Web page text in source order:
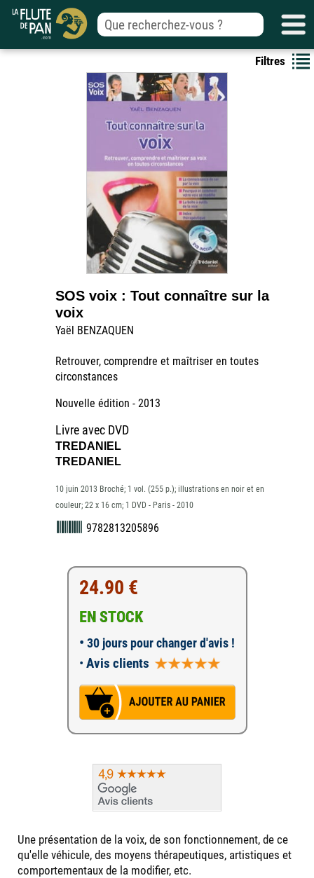
Filtres
SOS voix : Tout connaître sur la
voix
Yaël BENZAQUEN
Retrouver, comprendre et maîtriser en toutes
circonstances
Nouvelle édition - 2013
Livre avec DVD
TREDANIEL
TREDANIEL
10 juin 2013 Broché; 1 vol. (255 p.); illustrations en noir et en
couleur; 22 x 16 cm; 1 DVD - Paris - 2010
9782813205896
24.90 €
EN STOCK
• 30 jours pour changer d'avis !
• Avis clients
Une présentation de la voix, de son fonctionnement, de ce
qu'elle véhicule, des moyens thérapeutiques, artistiques et
comportementaux de la modifier, etc.